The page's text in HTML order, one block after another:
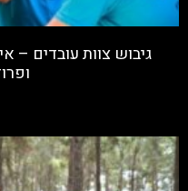
גיבוש צוות עובדים –